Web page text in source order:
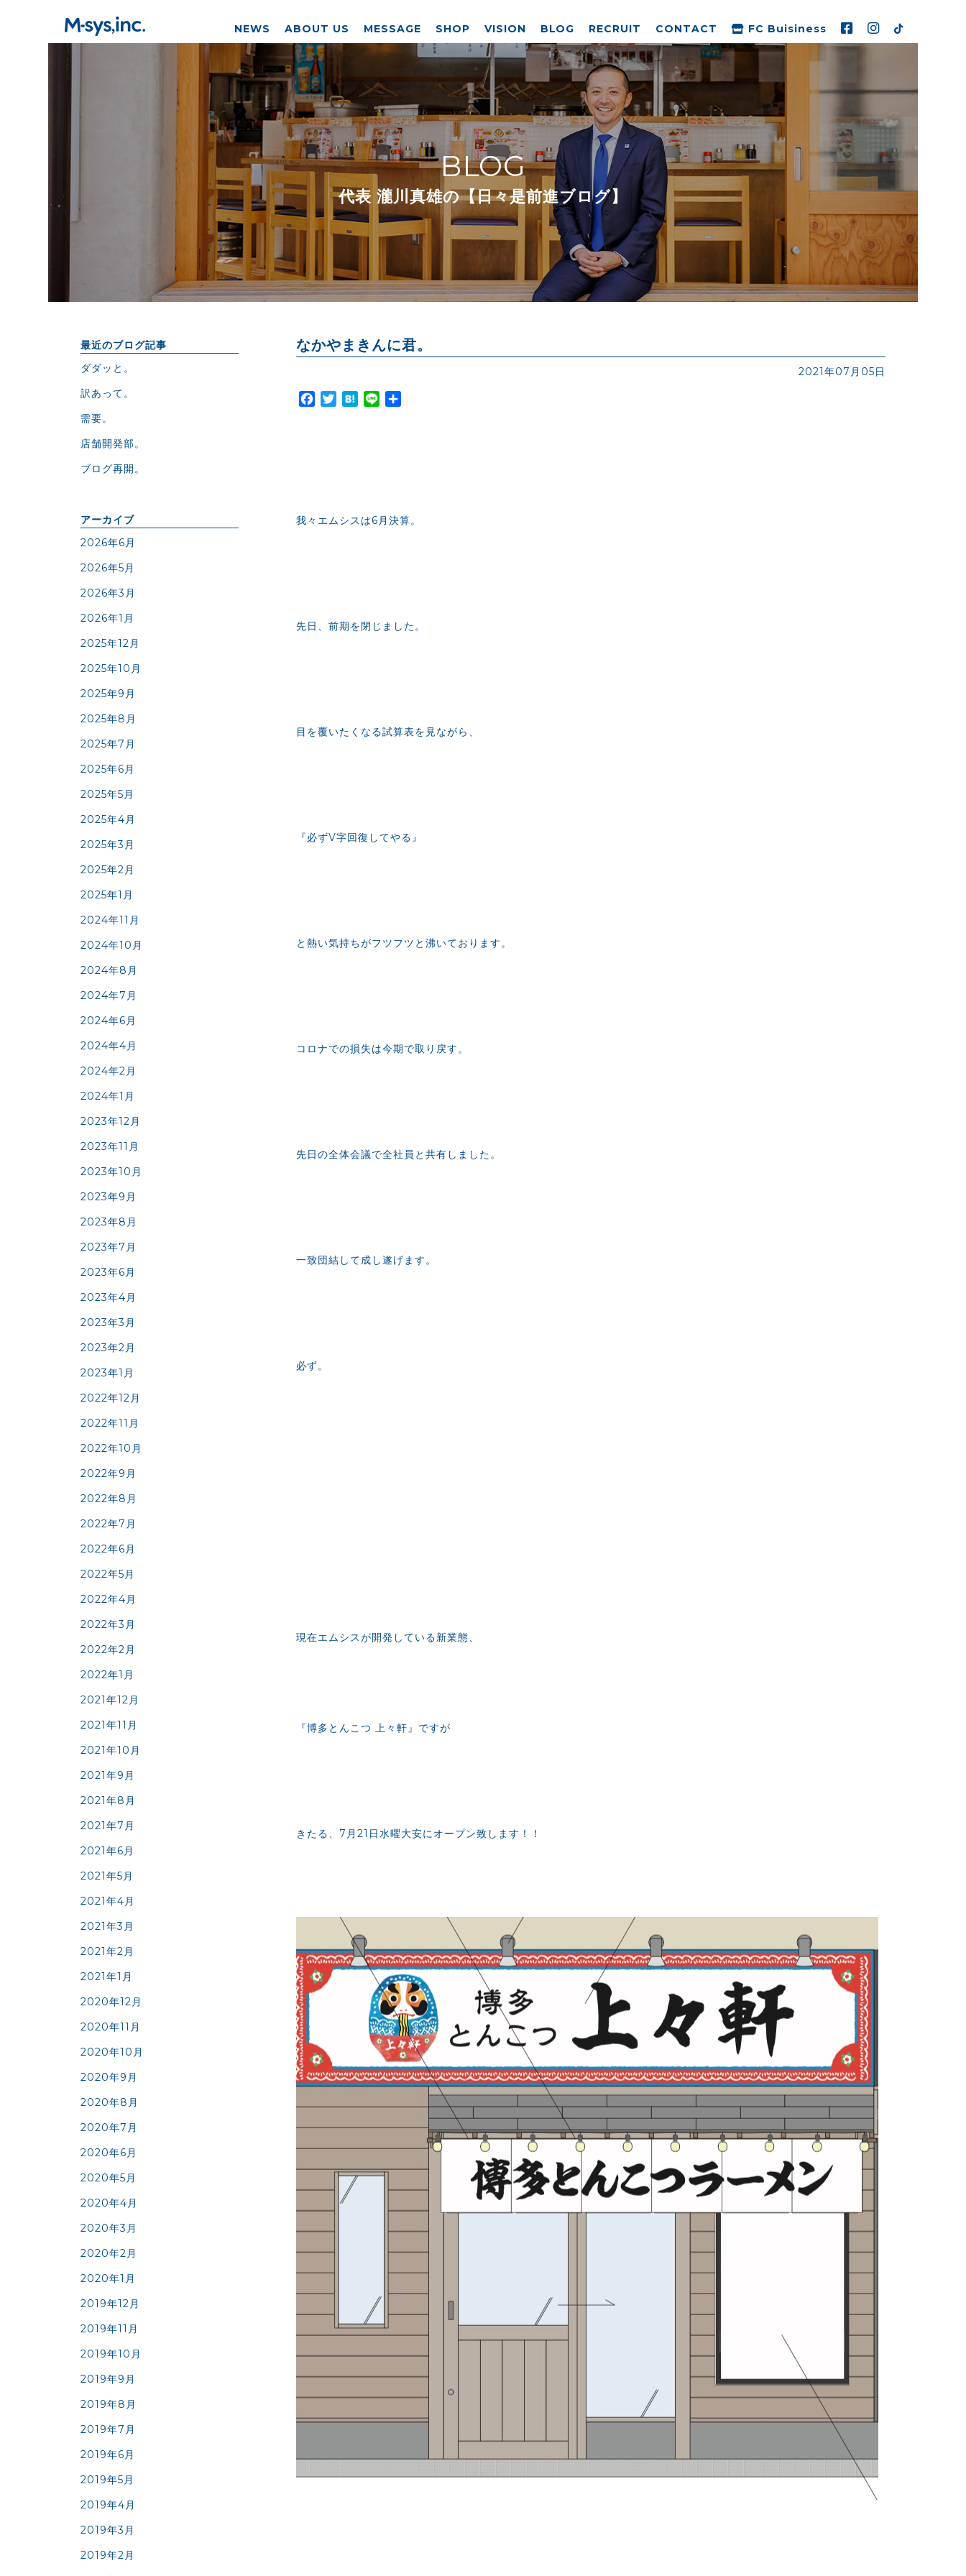
NEWS ABOUT US MESSAGE SHOP VISION BLOG RECRUIT CONTACT FC Buisiness
BLOG
代表 瀧川真雄の【日々是前進ブログ】
なかやまきんに君。
2021年07月05日
Facebook
TwitterHatena
Line
我々エムシスは6月決算。
先日、前期を閉じました。
目を覆いたくなる試算表を見ながら、
『必ずV字回復してやる』
と熱い気持ちがフツフツと沸いております。
コロナでの損失は今期で取り戻す。
先日の全体会議で全社員と共有しました。
一致団結して成し遂げます。
必ず。
現在エムシスが開発している新業態、
『博多とんこつ 上々軒』ですが
きたる、7月21日水曜大安にオープン致します！！
最近のブログ記事
ダダッと。
訳あって。
需要。
店舗開発部。
ブログ再開。
アーカイブ
2026年6月
2026年5月
2026年3月
2026年1月
2025年12月
2025年10月
2025年9月
2025年8月
2025年7月
2025年6月
2025年5月
2025年4月
2025年3月
2025年2月
2025年1月
2024年11月
2024年10月
2024年8月
2024年7月
2024年6月
2024年4月
2024年2月
2024年1月
2023年12月
2023年11月
2023年10月
2023年9月
2023年8月
2023年7月
2023年6月
2023年4月
2023年3月
2023年2月
2023年1月
2022年12月
2022年11月
2022年10月
2022年9月
2022年8月
2022年7月
2022年6月
2022年5月
2022年4月
2022年3月
2022年2月
2022年1月
2021年12月
2021年11月
2021年10月
2021年9月
2021年8月
2021年7月
2021年6月
2021年5月
2021年4月
2021年3月
2021年2月
2021年1月
2020年12月
2020年11月
2020年10月
2020年9月
2020年8月
2020年7月
2020年6月
2020年5月
2020年4月
2020年3月
2020年2月
2020年1月
2019年12月
2019年11月
2019年10月
2019年9月
2019年8月
2019年7月
2019年6月
2019年5月
2019年4月
2019年3月
2019年2月